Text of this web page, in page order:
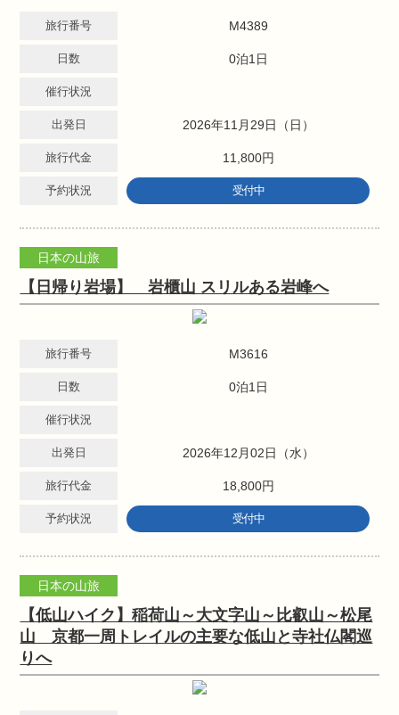
旅行番号 M4389
日数 0泊1日
催行状況
出発日 2026年11月29日（日）
旅行代金 11,800円
予約状況 受付中
日本の山旅
【日帰り岩場】 岩櫃山 スリルある岩峰へ
旅行番号 M3616
日数 0泊1日
催行状況
出発日 2026年12月02日（水）
旅行代金 18,800円
予約状況 受付中
日本の山旅
【低山ハイク】稲荷山～大文字山～比叡山～松尾
山 京都一周トレイルの主要な低山と寺社仏閣巡
りへ